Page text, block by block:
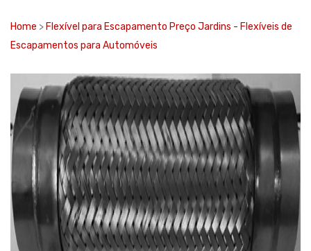
Home > Flexível para Escapamento Preço Jardins - Flexíveis de
Escapamentos para Automóveis